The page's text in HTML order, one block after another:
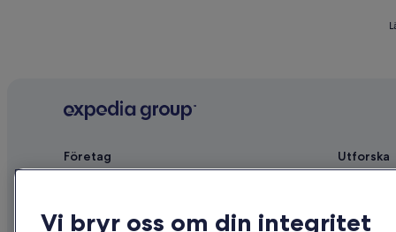
Företag
Jobb
Utforska
Hotell i
Vi bryr oss om din integritet